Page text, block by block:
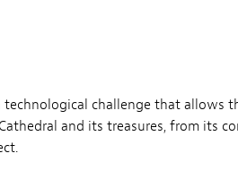
challenge that allows
and its treasures, from its